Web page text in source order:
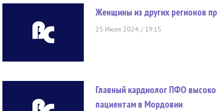
Женщины из других регионов
25 Июля 2024 / 19:15
Главный кардиолог ПФО
пациентам в Мордовии